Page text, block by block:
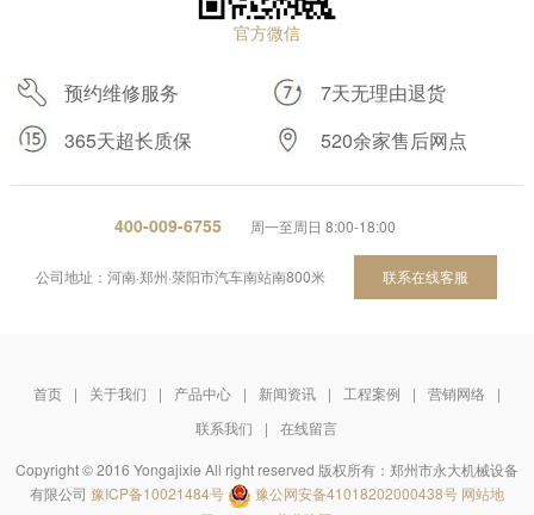
官方微信
预约维修服务
7天无理由退货
365天超长质保
520余家售后网点
400-009-6755 周一至周日 8:00-18:00
公司地址：河南·郑州·荥阳市汽车南站南800米 联系在线客服
首页 | 关于我们 | 产品中心 | 新闻资讯 | 工程案例 | 营销网络
|
联系我们
| 在线留言
Copyright © 2016 Yongajixie All right reserved 版权所有：郑州市永大机械设备
有限公司 豫ICP备10021484号 豫公网安备41018202000438号 网站地